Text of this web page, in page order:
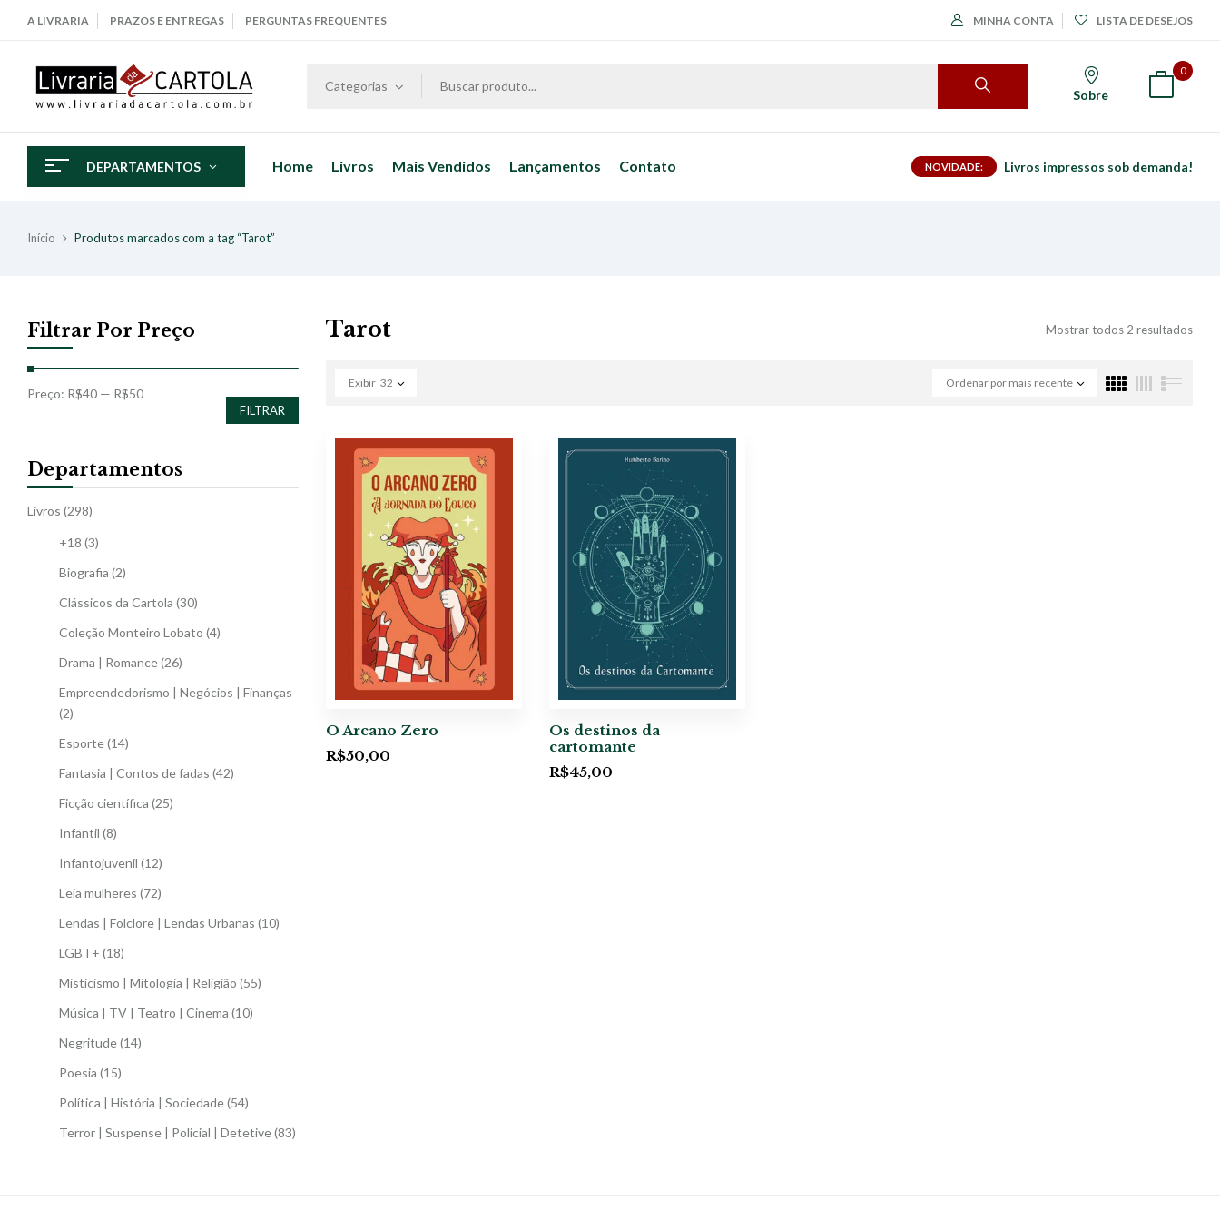
A LIVRARIA PRAZOS E ENTREGAS PERGUNTAS FREQUENTES MINHA CONTA LISTA DE DESEJOS
Categorias
Sobre
0
DEPARTAMENTOS Home Livros Mais Vendidos Lançamentos Contato NOVIDADE: Livros impressos sob demanda!
Início Produtos marcados com a tag “Tarot”
Filtrar Por Preço
FILTRAR
Preço: R$40 — R$50
Departamentos
Livros (298)
+18 (3)
Biografia (2)
Clássicos da Cartola (30)
Coleção Monteiro Lobato (4)
Drama | Romance(26)
Empreendedorismo | Negócios | Finanças
(2)
Esporte(14)
Fantasia | Contos de fadas (42)
Ficção científica (25)
Infantil (8)
Infantojuvenil (12)
Leia mulheres (72)
Lendas | Folclore | Lendas Urbanas (10)
LGBT+ (18)
Misticismo | Mitologia | Religião (55)
Música | TV | Teatro | Cinema (10)
Negritude(14)
Poesia (15)
Política | História | Sociedade(54)
Terror | Suspense | Policial | Detetive(83)
Tarot Mostrar todos 2 resultados
Ordenar por mais recente
Exibir 32
O Arcano Zero
R$50,00
Os destinos da
cartomante
R$45,00